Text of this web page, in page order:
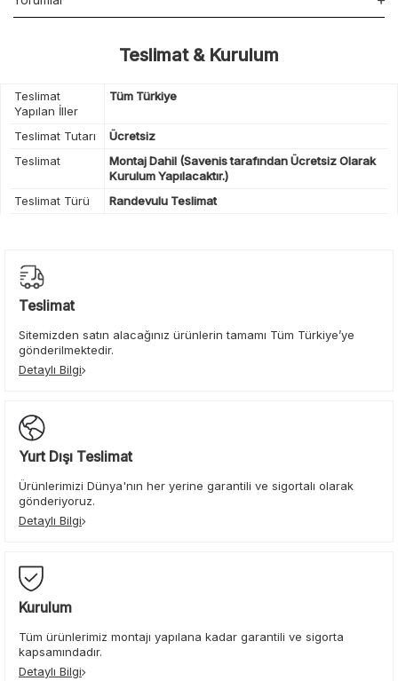
Teslimat & Kurulum
Teslimat
Yapılan İller
Tüm Türkiye
Teslimat Tutarı
Ücretsiz
Teslimat
Montaj Dahil (Savenis tarafından Ücretsiz Olarak
Kurulum Yapılacaktır.)
Teslimat Türü
Randevulu Teslimat
Teslimat
Sitemizden satın alacağınız ürünlerin tamamı Tüm Türkiye’ye
gönderilmektedir.
Detaylı Bilgi
Yurt Dışı Teslimat
Ürünlerimizi Dünya'nın her yerine garantili ve sigortalı olarak
gönderiyoruz.
Detaylı Bilgi
Kurulum
Tüm ürünlerimiz montajı yapılana kadar garantili ve sigorta
kapsamındadır.
Detaylı Bilgi